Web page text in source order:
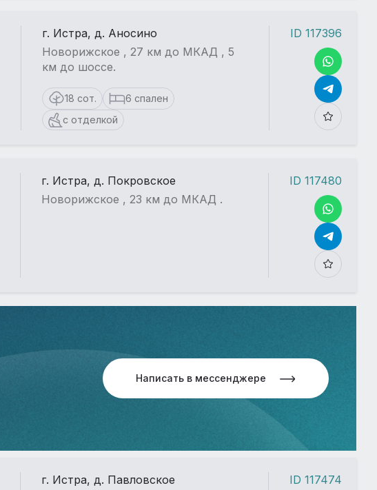
г. Истра, д. Аносино
Новорижское , 27 км до МКАД , 5
км до шоссе.
18 сот.
6 спален
с отделкой
ID 117396
г. Истра, д. Покровское
Новорижское , 23 км до МКАД .
ID 117480
Написать в мессенджере
г. Истра, д. Павловское ID 117474